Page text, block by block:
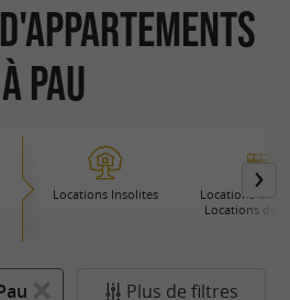
à Pau
Locations Insolites
Locations de
Locations de
Plus de filtres